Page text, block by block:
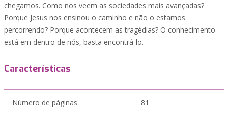
chegamos. Como nos veem as sociedades mais avançadas?
Porque Jesus nos ensinou o caminho e não o estamos
percorrendo? Porque acontecem as tragédias? O conhecimento
está em dentro de nós, basta encontrá-lo.
Características
Número de páginas 81